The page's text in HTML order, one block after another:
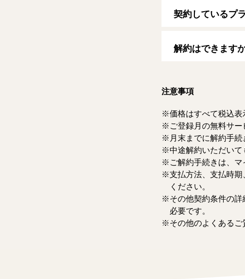
【クレジットカード】
VISA/MasterCard/
契約しているプ
す。
解約はできます
注意事項
価格はすべて税込表
ご登録月の無料サ
月末までに解約手
中途解約いただいて
ご解約手続きは、マ
支払方法、支払時期
ください。
その他契約条件の詳
必要です。
その他のよくあるご